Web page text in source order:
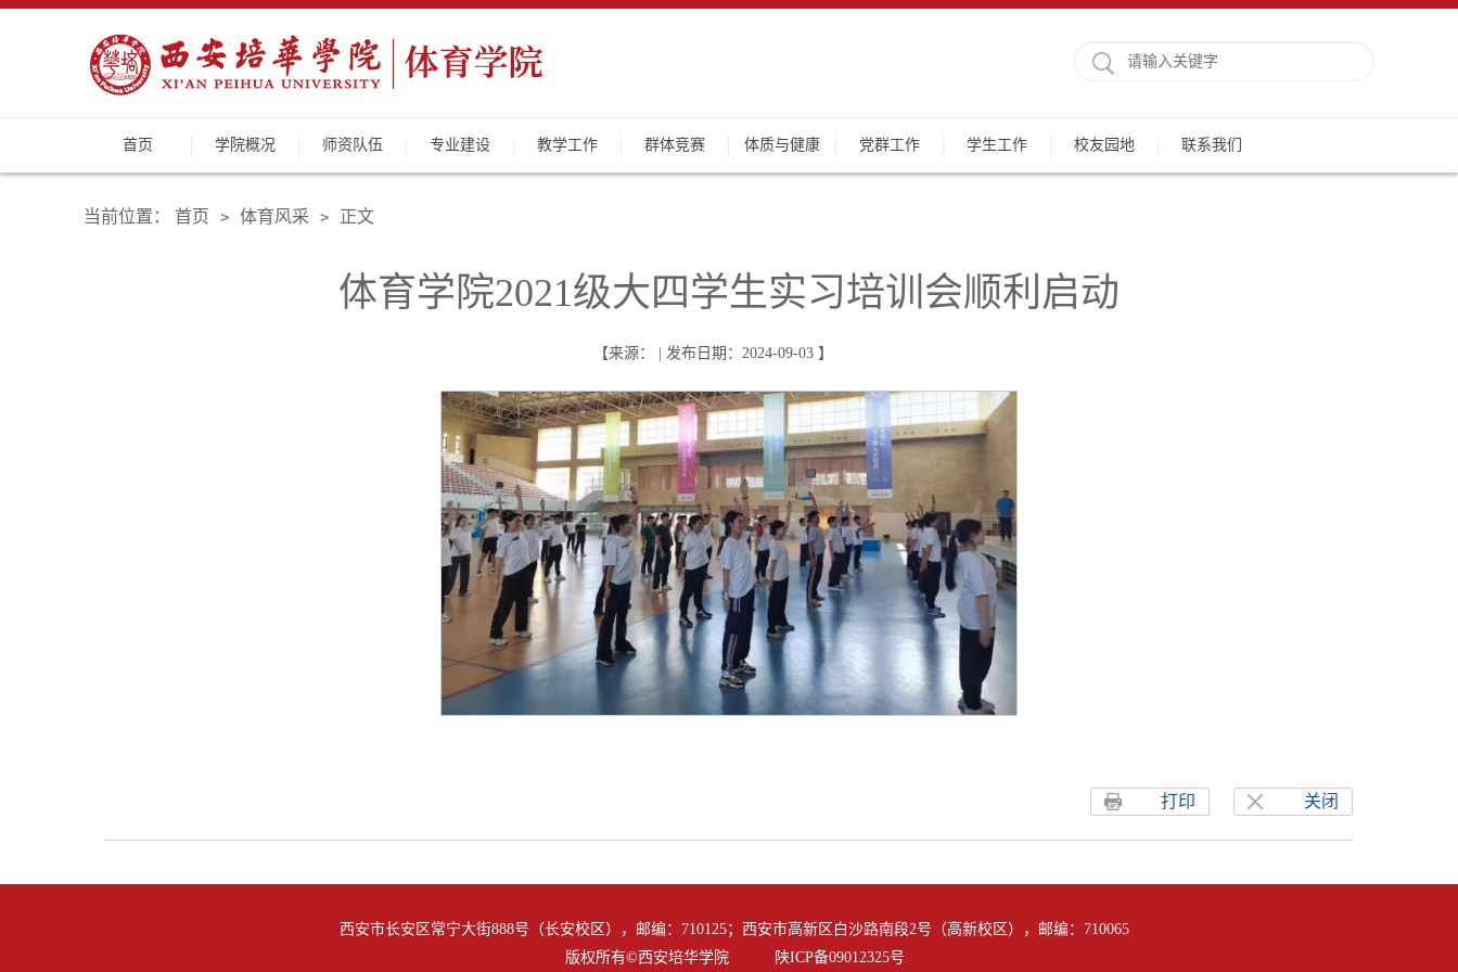
首页 学院概况 师资队伍 专业建设 教学工作 群体竞赛 体质与健康 党群工作 学生工作 校友园地 联系我们
当前位置： 首页 > 体育风采 > 正文
体育学院2021级大四学生实习培训会顺利启动
【来源： | 发布日期：2024-09-03 】
关闭
打印
西安市长安区常宁大街888号（长安校区），邮编：710125；西安市高新区白沙路南段2号（高新校区），邮编：710065
版权所有©西安培华学院 陕ICP备09012325号